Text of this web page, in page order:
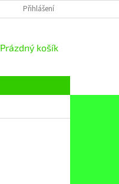
Přihlášení
NÁKUPNÍ
Prázdný košík